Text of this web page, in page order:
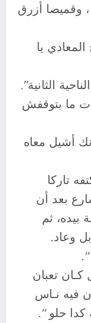
، وقميصا أزرق
يا
الثانية”.
ما بتوقفش
أشيل معاه
تاركا
بعد أن
بيده، ثم
وعاد.
تعبان
فيه نـاس
كدا حلو “.